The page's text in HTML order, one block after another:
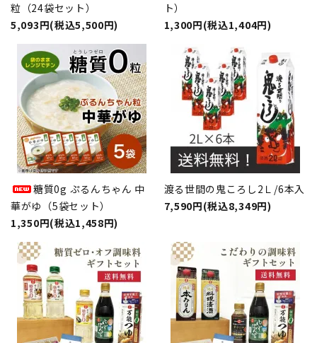
粒（24袋セット）
5,093円(税込5,500円)
ト）
1,300円(税込1,404円)
糖質0g ぷるんちゃん 中
華がゆ（5袋セット）
1,350円(税込1,458円)
渡る世間の鬼ころし2Ｌ/6本入
7,590円(税込8,349円)